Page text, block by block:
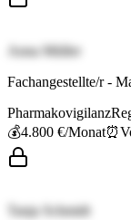
Anna Müller
Fachangestellte/r -
Pharmakovigilanz
💰4.800 €/Monat⏰
Tanja Schmidt